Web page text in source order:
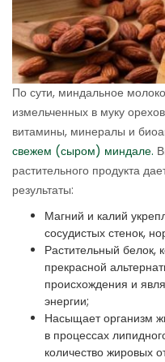
По сути, миндальное
измельченных в муку
витамины, минералы и
свежем (сыром) миндале.
растительного продукта
результаты:
Магний и калий
сосудистых стенок,
Растительный белок,
прекрасной
происхождения и
энергии;
Насыщает организм
в процессах
количество жировых